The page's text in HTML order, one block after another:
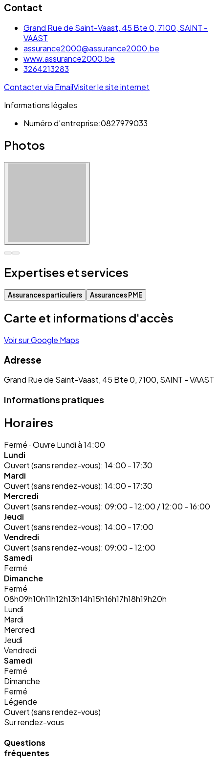
Contact
Grand Rue de Saint-Vaast, 45 Bte 0, 7100, SAINT -
VAAST
assurance2000@assurance2000.be
www.assurance2000.be
3264213283
Contacter via EmailVisiter le site internet
Informations légales
Numéro d'entreprise:0827979033
Photos
Expertises et services
Assurances particuliers Assurances PME
Carte et informations d'accès
Voir sur Google Maps
Adresse
Grand Rue de Saint-Vaast, 45 Bte 0, 7100, SAINT - VAAST
Informations pratiques
Horaires
Fermé · Ouvre Lundi à 14:00
Lundi
Ouvert (sans rendez-vous): 14:00 - 17:30
Mardi
Ouvert (sans rendez-vous): 14:00 - 17:30
Mercredi
Ouvert (sans rendez-vous): 09:00 - 12:00 / 12:00 - 16:00
Jeudi
Ouvert (sans rendez-vous): 14:00 - 17:00
Vendredi
Ouvert (sans rendez-vous): 09:00 - 12:00
Samedi
Fermé
Dimanche
Fermé
08h09h10h11h12h13h14h15h16h17h18h19h20h
Lundi
Mardi
Mercredi
Jeudi
Vendredi
Samedi
Fermé
Dimanche
Fermé
Légende
Ouvert (sans rendez-vous)
Sur rendez-vous
Questions
fréquentes